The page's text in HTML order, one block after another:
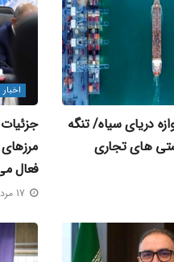
دریای سیاه/ تنگه
های تجاری
اخبار
فعال